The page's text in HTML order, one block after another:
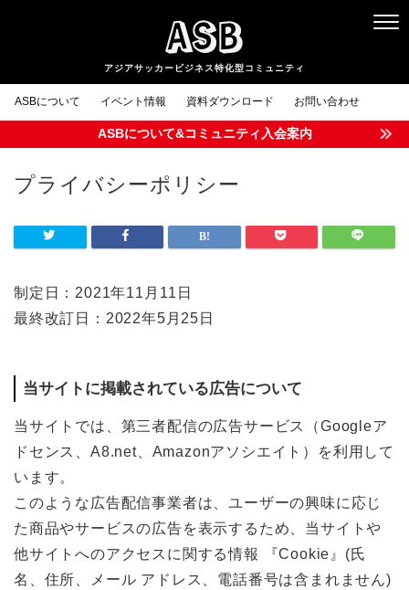
ASB
ASBについて イベント情報 資料ダウンロード お問い合わせ
ASBについて&コミュニティ入会案内
プライバシーポリシー
制定日：2021年11月11日
最終改訂日：2022年5月25日
当サイトに掲載されている広告について
当サイトでは、第三者配信の広告サービス（Googleア
ドセンス、A8.net、Amazonアソシエイト）を利用して
います。
このような広告配信事業者は、ユーザーの興味に応じ
た商品やサービスの広告を表示するため、当サイトや
他サイトへのアクセスに関する情報 『Cookie』(氏
名、住所、メール アドレス、電話番号は含まれません)